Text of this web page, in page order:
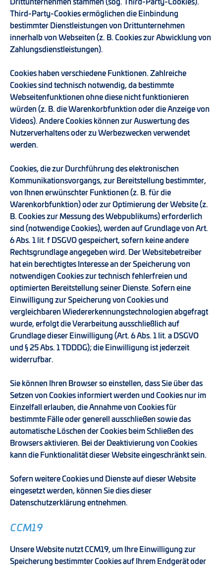
Drittunternehmen stammen (sog. Third-Party-Cookies).
Third-Party-Cookies ermöglichen die Einbindung
bestimmter Dienstleistungen von Drittunternehmen
innerhalb von Webseiten (z. B. Cookies zur Abwicklung von
Zahlungsdienstleistungen).
Cookies haben verschiedene Funktionen. Zahlreiche
Cookies sind technisch notwendig, da bestimmte
Webseitenfunktionen ohne diese nicht funktionieren
würden (z. B. die Warenkorbfunktion oder die Anzeige von
Videos). Andere Cookies können zur Auswertung des
Nutzerverhaltens oder zu Werbezwecken verwendet
werden.
Cookies, die zur Durchführung des elektronischen
Kommunikationsvorgangs, zur Bereitstellung bestimmter,
von Ihnen erwünschter Funktionen (z. B. für die
Warenkorbfunktion) oder zur Optimierung der Website (z.
B. Cookies zur Messung des Webpublikums) erforderlich
sind (notwendige Cookies), werden auf Grundlage von Art.
6 Abs. 1 lit. f DSGVO gespeichert, sofern keine andere
Rechtsgrundlage angegeben wird. Der Websitebetreiber
hat ein berechtigtes Interesse an der Speicherung von
notwendigen Cookies zur technisch fehlerfreien und
optimierten Bereitstellung seiner Dienste. Sofern eine
Einwilligung zur Speicherung von Cookies und
vergleichbaren Wiedererkennungstechnologien abgefragt
wurde, erfolgt die Verarbeitung ausschließlich auf
Grundlage dieser Einwilligung (Art. 6 Abs. 1 lit. a DSGVO
und § 25 Abs. 1 TDDDG); die Einwilligung ist jederzeit
widerrufbar.
Sie können Ihren Browser so einstellen, dass Sie über das
Setzen von Cookies informiert werden und Cookies nur im
Einzelfall erlauben, die Annahme von Cookies für
bestimmte Fälle oder generell ausschließen sowie das
automatische Löschen der Cookies beim Schließen des
Browsers aktivieren. Bei der Deaktivierung von Cookies
kann die Funktionalität dieser Website eingeschränkt sein.
Sofern weitere Cookies und Dienste auf dieser Website
eingesetzt werden, können Sie dies dieser
Datenschutzerklärung entnehmen.
CCM19
Unsere Website nutzt CCM19, um Ihre Einwilligung zur
Speicherung bestimmter Cookies auf Ihrem Endgerät oder